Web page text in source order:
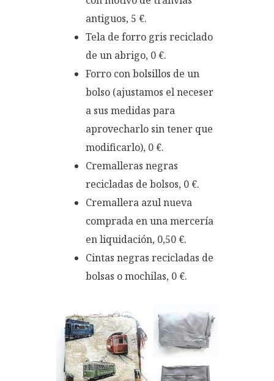
antiguos, 5 €.
Tela de forro gris reciclado
de un abrigo, 0 €.
Forro con bolsillos de un
bolso (ajustamos el neceser
a sus medidas para
aprovecharlo sin tener que
modificarlo), 0 €.
Cremalleras negras
recicladas de bolsos, 0 €.
Cremallera azul nueva
comprada en una mercería
en liquidación, 0,50 €.
Cintas negras recicladas de
bolsas o mochilas, 0 €.